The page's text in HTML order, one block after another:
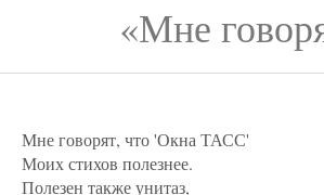
«Мне
Мне говорят, что 'Окна ТАСС'
Моих стихов полезнее.
Полезен также унитаз,